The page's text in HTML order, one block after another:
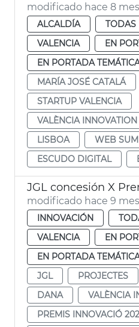
modificado hace 8
ALCALDÍA
TODAS
VALENCIA
EN
EN PORTADA
MARÍA JOSÉ CATALÁ
STARTUP VALENCIA
VALÈNCIA
LISBOA
WEB
ESCUDO DIGITAL
modificado hace 9
INNOVACIÓN
VALENCIA
EN
EN PORTADA
JGL
PROJECTES
DANA
VALÈNCIA
PREMIS INNOVACIÓ